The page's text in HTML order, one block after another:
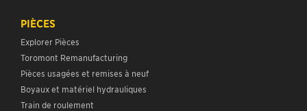
PIÈCES
Explorer Pièces
Toromont Remanufacturing
Pièces usagées et remises à neuf
Boyaux et matériel hydrauliques
Train de roulement